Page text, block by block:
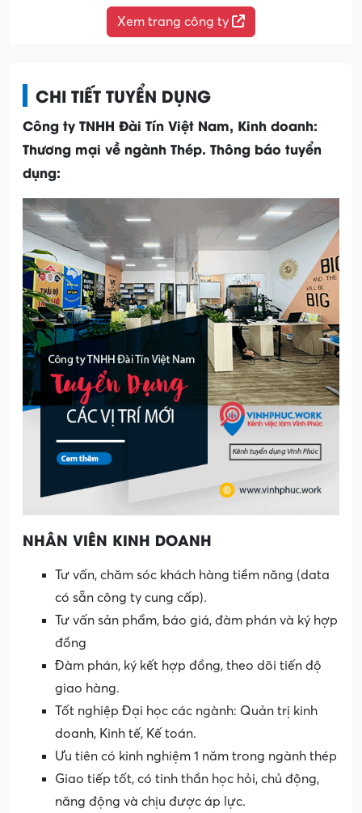
Xem trang công ty
CHI TIẾT TUYỂN DỤNG
Công ty TNHH Đài Tín Việt Nam, Kinh doanh:
Thương mại về ngành Thép. Thông báo tuyển
dụng:
NHÂN VIÊN KINH DOANH
Tư vấn, chăm sóc khách hàng tiềm năng (data
có sẵn công ty cung cấp).
Tư vấn sản phẩm, báo giá, đàm phán và ký hợp
đồng
Đàm phán, ký kết hợp đồng, theo dõi tiến độ
giao hàng.
Tốt nghiệp Đại học các ngành: Quản trị kinh
doanh, Kinh tế, Kế toán.
Ưu tiên có kinh nghiệm 1 năm trong ngành thép
Giao tiếp tốt, có tinh thần học hỏi, chủ động,
năng động và chịu được áp lực.